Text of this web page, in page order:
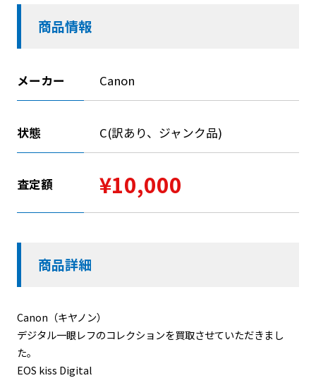
商品情報
メーカー Canon
状態 C(訳あり、ジャンク品)
査定額 ¥10,000
商品詳細
Canon（キヤノン）
デジタル一眼レフのコレクションを買取させていただきまし
た。
EOS kiss Digital